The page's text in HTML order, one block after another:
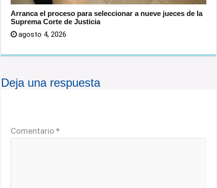
Arranca el proceso para seleccionar a nueve jueces de la
Suprema Corte de Justicia
agosto 4, 2026
Deja una respuesta
Comentario*